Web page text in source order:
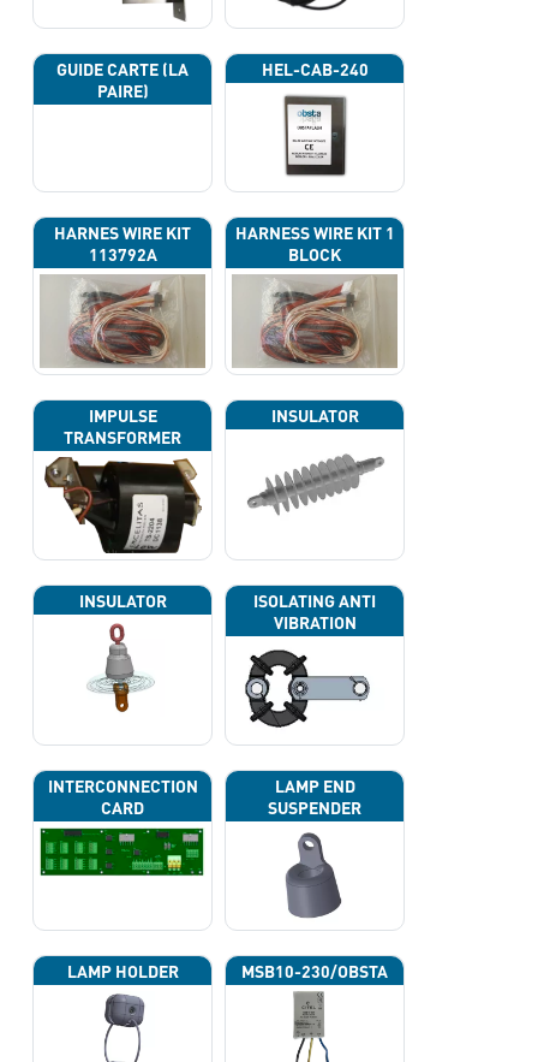
GUIDE CARTE (LA
PAIRE)
HEL-CAB-240
HARNES WIRE KIT
113792A
HARNESS WIRE KIT 1
BLOCK
IMPULSE
TRANSFORMER
INSULATOR
INSULATOR
ISOLATING ANTI
VIBRATION
INTERCONNECTION
CARD
LAMP END
SUSPENDER
LAMP HOLDER MSB10-230/OBSTA